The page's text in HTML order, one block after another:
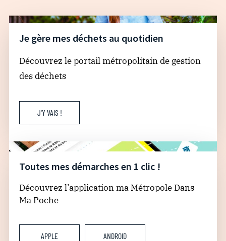
Je gère mes déchets au quotidien
Découvrez le portail métropolitain de gestion
des déchets
J'Y VAIS !
Toutes mes démarches en 1 clic !
Découvrez l’application ma Métropole Dans
Ma Poche
APPLE ANDROID